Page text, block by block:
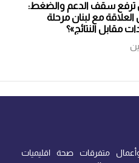
سقف الدعم والضغط:
مع لبنان مرحلة
مقابل النتائج»؟
متفرقات صحة
اقليميات